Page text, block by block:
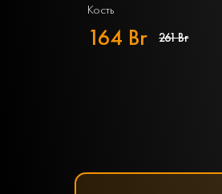
Кость
164 Br 261 Br